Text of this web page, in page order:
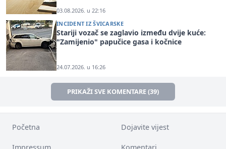
03.08.2026. u 22:16
INCIDENT IZ ŠVICARSKE
Stariji vozač se zaglavio između dvije kuće:
"Zamijenio" papučice gasa i kočnice
24.07.2026. u 16:26
PRIKAŽI SVE KOMENTARE (39)
Početna Dojavite vijest